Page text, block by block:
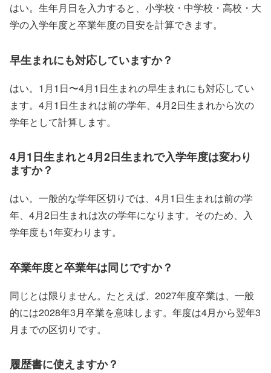
はい。生年月日を入力すると、小学校・中学校・高校・大
学の入学年度と卒業年度の目安を計算できます。
早生まれにも対応していますか？
はい。1月1日〜4月1日生まれの早生まれにも対応してい
ます。4月1日生まれは前の学年、4月2日生まれから次の
学年として計算します。
4月1日生まれと4月2日生まれで入学年度は変わり
ますか？
はい。一般的な学年区切りでは、4月1日生まれは前の学
年、4月2日生まれは次の学年になります。そのため、入
学年度も1年変わります。
卒業年度と卒業年は同じですか？
同じとは限りません。たとえば、2027年度卒業は、一般
的には2028年3月卒業を意味します。年度は4月から翌年3
月までの区切りです。
履歴書に使えますか？